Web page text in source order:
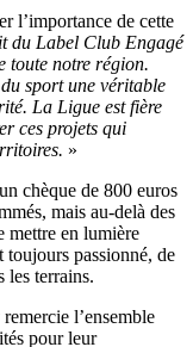
l’importance de cette
du Label Club Engagé
toute notre région.
sport une véritable
La Ligue est fière
ces projets qui
»
chèque de 800 euros
mais au-delà des
mettre en lumière
toujours passionné, de
les terrains.
l’ensemble
pour leur